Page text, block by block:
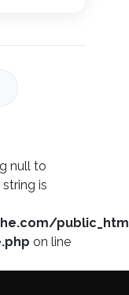
null to
is
on line